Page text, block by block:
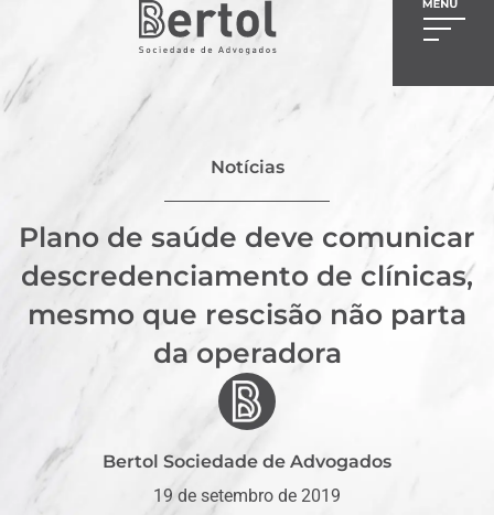
Notícias
Plano de saúde deve comunicar
descredenciamento de clínicas,
mesmo que rescisão não parta
da operadora
Bertol Sociedade de Advogados
19 de setembro de 2019